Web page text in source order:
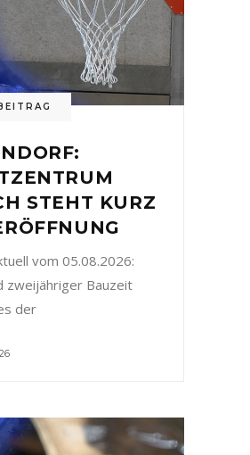
STEHT KURZ
vom 05.08.2026:
zweijähriger Bauzeit
der